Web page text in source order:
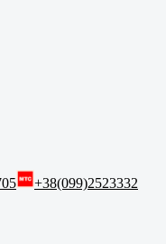
+38(099)2523332